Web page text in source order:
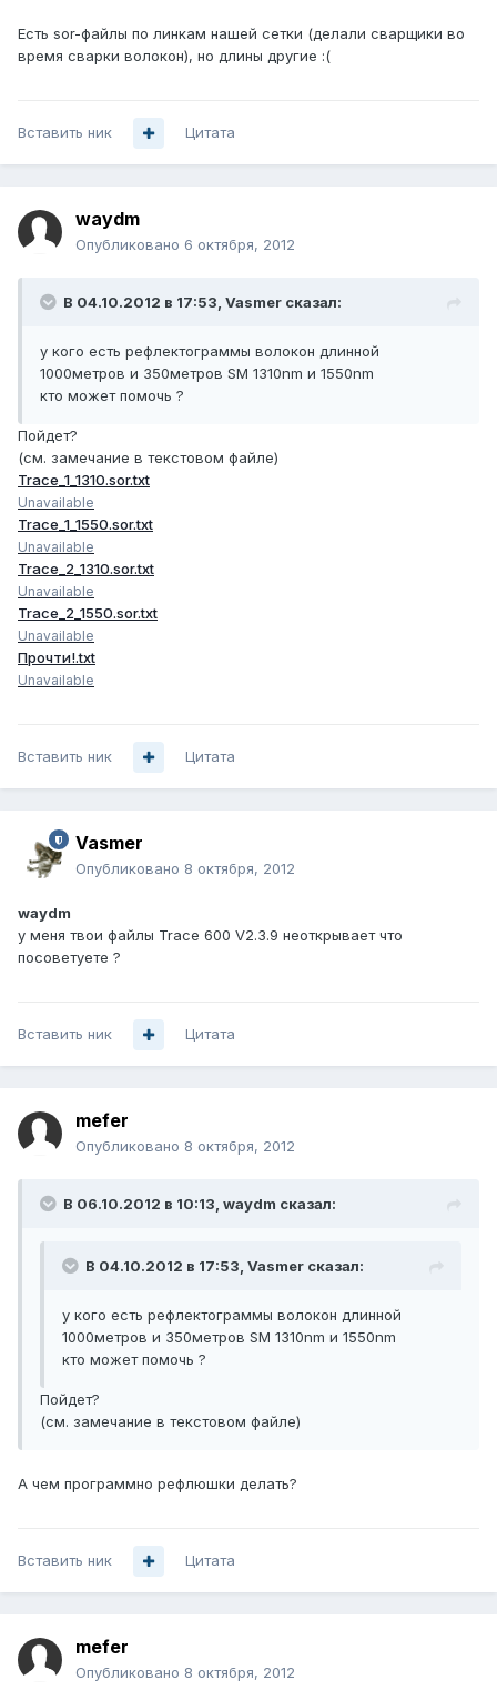
Есть sor-файлы по линкам нашей сетки (делали сварщики во
время сварки волокон), но длины другие :(
Вставить ник Цитата
waydm
Опубликовано 6 октября, 2012
В 04.10.2012 в 17:53, Vasmer сказал:
у кого есть рефлектограммы волокон длинной
1000метров и 350метров SM 1310nm и 1550nm
кто может помочь ?
Пойдет?
(см. замечание в текстовом файле)
Trace_1_1310.sor.txt
Unavailable
Trace_1_1550.sor.txt
Unavailable
Trace_2_1310.sor.txt
Unavailable
Trace_2_1550.sor.txt
Unavailable
Прочти!.txt
Unavailable
Вставить ник Цитата
Vasmer
Опубликовано 8 октября, 2012
waydm
у меня твои файлы Trace 600 V2.3.9 неоткрывает что
посоветуете ?
Вставить ник Цитата
mefer
Опубликовано 8 октября, 2012
В 06.10.2012 в 10:13, waydm сказал:
В 04.10.2012 в 17:53, Vasmer сказал:
у кого есть рефлектограммы волокон длинной
1000метров и 350метров SM 1310nm и 1550nm
кто может помочь ?
Пойдет?
(см. замечание в текстовом файле)
А чем программно рефлюшки делать?
Вставить ник Цитата
mefer
Опубликовано 8 октября, 2012